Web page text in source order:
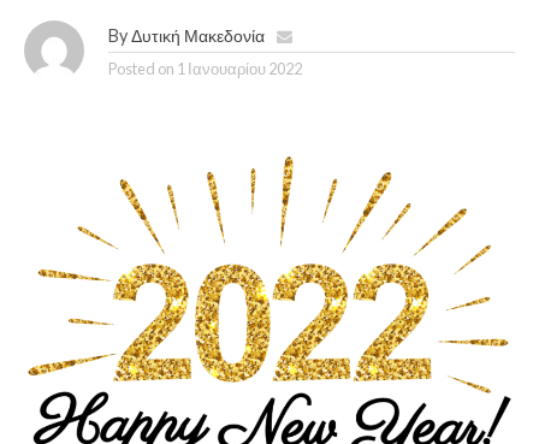
By Δυτική Μακεδονία
Posted on 1 Ιανουαρίου 2022